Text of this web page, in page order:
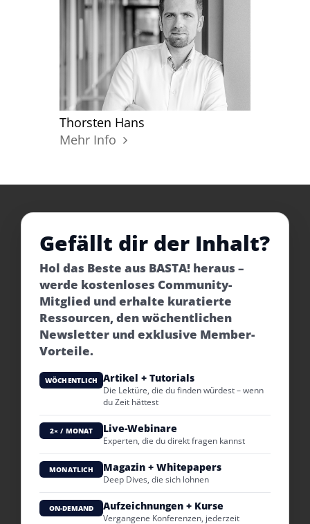
Thorsten Hans
Mehr Info
Gefällt dir der Inhalt?
Hol das Beste aus BASTA! heraus –
werde kostenloses Community-
Mitglied und erhalte kuratierte
Ressourcen, den wöchentlichen
Newsletter und exklusive Member-
Vorteile.
WÖCHENTLICH Artikel + Tutorials
Die Lektüre, die du finden würdest – wenn
du Zeit hättest
2× / MONAT Live-Webinare
Experten, die du direkt fragen kannst
MONATLICH Magazin + Whitepapers
Deep Dives, die sich lohnen
ON-DEMAND Aufzeichnungen + Kurse
Vergangene Konferenzen, jederzeit